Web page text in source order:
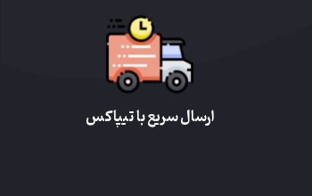
ارسال سریع با تیپاکس